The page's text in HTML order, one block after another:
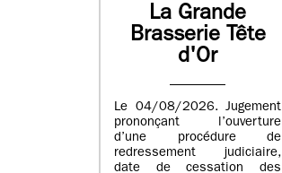
La Grande
Brasserie Tête
d'Or
Le 04/08/2026. Jugement
prononçant l’ouverture
d’une procédure de
redressement judiciaire,
date de cessation des